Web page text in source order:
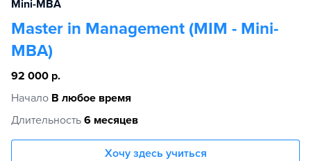
Mini-MBA
Master in Management (MIM - Mini-
MBA)
92 000 р.
Начало В любое время
Длительность 6 месяцев
Хочу здесь учиться